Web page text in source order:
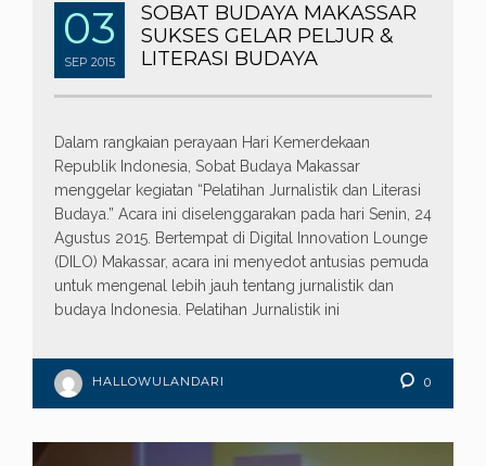
03
SEP 2015
SOBAT BUDAYA MAKASSAR
SUKSES GELAR PELJUR &
LITERASI BUDAYA
Dalam rangkaian perayaan Hari Kemerdekaan
Republik Indonesia, Sobat Budaya Makassar
menggelar kegiatan “Pelatihan Jurnalistik dan Literasi
Budaya.” Acara ini diselenggarakan pada hari Senin, 24
Agustus 2015. Bertempat di Digital Innovation Lounge
(DILO) Makassar, acara ini menyedot antusias pemuda
untuk mengenal lebih jauh tentang jurnalistik dan
budaya Indonesia. Pelatihan Jurnalistik ini
HALLOWULANDARI 0